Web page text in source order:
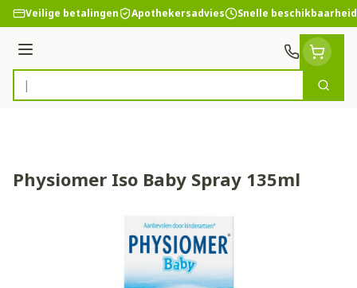
Ga naar de inhoud
Veilige betalingen Apothekersadvies Snelle beschikbaarheid
Menu
Product, merk, categorie...
Zoek
Physiomer Iso Baby Spray 135ml